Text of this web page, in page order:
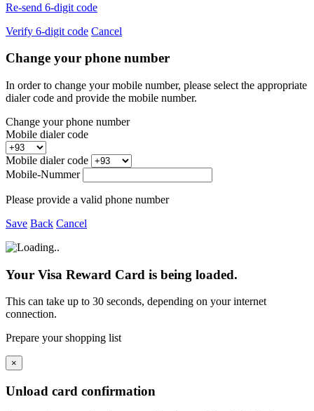
Re-send 6-digit code
Verify 6-digit code Cancel
Change your phone number
In order to change your mobile number, please select the appropriate
dialer code and provide the mobile number.
Change your phone number
Mobile dialer code
Mobile dialer code
Mobile-Nummer
Please provide a valid phone number
Save Back Cancel
Your Visa Reward Card is being loaded.
This can take up to 30 seconds, depending on your internet
connection.
Prepare your shopping list
×
Unload card confirmation